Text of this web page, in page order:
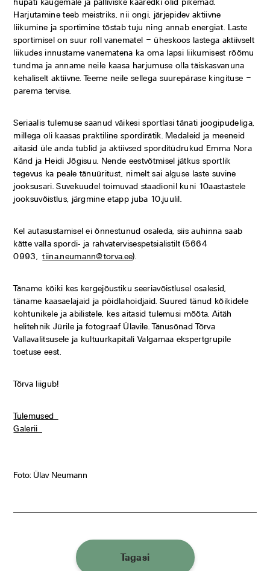
Harjutamine teeb meistriks, nii ongi, järjepidev aktiivne
liikumine ja sportimine tõstab tuju ning annab energiat. Laste
sportimisel on suur roll vanematel – üheskoos lastega aktiivselt
liikudes innustame vanematena ka oma lapsi liikumisest rõõmu
tundma ja anname neile kaasa harjumuse olla täiskasvanuna
kehaliselt aktiivne. Teeme neile sellega suurepärase kingituse –
parema tervise.
Seriaalis tulemuse saanud väikesi sportlasi tänati joogipudeliga,
millega oli kaasas praktiline spordirätik. Medaleid ja meeneid
aitasid üle anda tublid ja aktiivsed sporditüdrukud Emma Nora
Känd ja Heidi Jõgisuu. Nende eestvõtmisel jätkus sportlik
tegevus ka peale tänuüritust, nimelt sai alguse laste suvine
jooksusari. Suvekuudel toimuvad staadionil kuni 10aastastele
jooksuvõistlus, järgmine etapp juba 10.juulil.
Kel autasustamisel ei õnnestunud osaleda, siis auhinna saab
kätte valla spordi- ja rahvatervisespetsialistilt (5664
0993,tiina.neumann@torva.ee).
Täname kõiki kes kergejõustiku seeriavõistlusel osalesid,
täname kaasaelajaid ja pöidlahoidjaid. Suured tänud kõikidele
kohtunikele ja abilistele, kes aitasid tulemusi mõõta. Aitäh
helitehnik Jürile ja fotograaf Ülavile. Tänusõnad Tõrva
Vallavalitsusele ja kultuurkapitali Valgamaa ekspertgrupile
toetuse eest.
Tõrva liigub!
Tulemused
Galerii
Foto: Ülav Neumann
Tagasi